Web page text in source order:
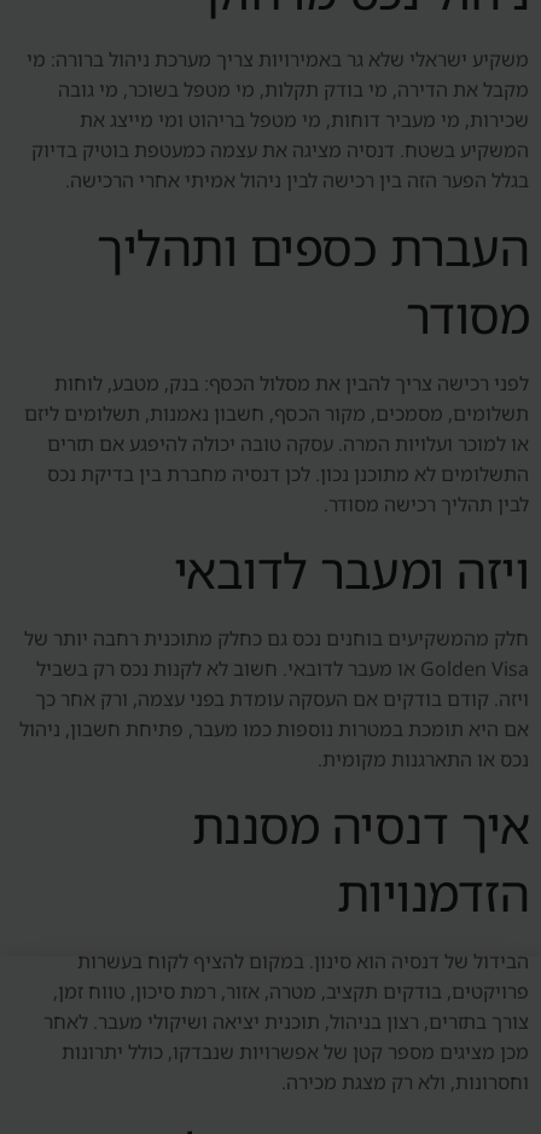
משקיע ישראלי שלא גר באמירויות צריך מערכת ניהול ברורה: מי
מקבל את הדירה, מי בודק תקלות, מי מטפל בשוכר, מי גובה
שכירות, מי מעביר דוחות, מי מטפל בריהוט ומי מייצג את
המשקיע בשטח. דנסיה מציגה את עצמה כמעטפת בוטיק בדיוק
בגלל הפער הזה בין רכישה לבין ניהול אמיתי אחרי הרכישה.
העברת כספים ותהליך
מסודר
לפני רכישה צריך להבין את מסלול הכסף: בנק, מטבע, לוחות
תשלומים, מסמכים, מקור הכסף, חשבון נאמנות, תשלומים ליזם
או למוכר ועלויות המרה. עסקה טובה יכולה להיפגע אם תזרים
התשלומים לא מתוכנן נכון. לכן דנסיה מחברת בין בדיקת נכס
לבין תהליך רכישה מסודר.
ויזה ומעבר לדובאי
חלק מהמשקיעים בוחנים נכס גם כחלק מתוכנית רחבה יותר של
Golden Visa או מעבר לדובאי. חשוב לא לקנות נכס רק בשביל
ויזה. קודם בודקים אם העסקה עומדת בפני עצמה, ורק אחר כך
אם היא תומכת במטרות נוספות כמו מעבר, פתיחת חשבון, ניהול
נכס או התארגנות מקומית.
איך דנסיה מסננת
הזדמנויות
הבידול של דנסיה הוא סינון. במקום להציף לקוח בעשרות
פרויקטים, בודקים תקציב, מטרה, אזור, רמת סיכון, טווח זמן,
צורך בתזרים, רצון בניהול, תוכנית יציאה ושיקולי מעבר. לאחר
מכן מציגים מספר קטן של אפשרויות שנבדקו, כולל יתרונות
וחסרונות, ולא רק מצגת מכירה.